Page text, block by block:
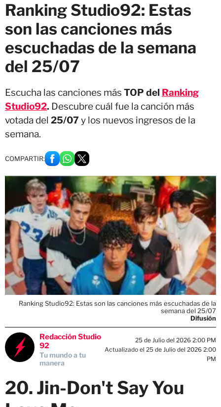
Ranking Studio92: Estas
son las canciones más
escuchadas de la semana
del 25/07
Escucha las canciones más TOP del Ranking
Studio92. Descubre cuál fue la canción más
votada del 25/07 y los nuevos ingresos de la
semana.
COMPARTIR:
Ranking Studio92: Estas son las canciones más escuchadas de la
semana del 25/07
Difusión
Redacción Studio
92
Tu mundo a tu
manera
25 de Julio del 2026 2:00 PM
Actualizado el 25 de Julio del 2026 2:00
PM
20. Jin-Don't Say You